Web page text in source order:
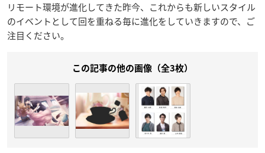
リモート環境が進化してきた昨今、これからも新しいスタイル
のイベントとして回を重ねる毎に進化をしていきますので、ご
注目ください。
この記事の他の画像（全3枚）